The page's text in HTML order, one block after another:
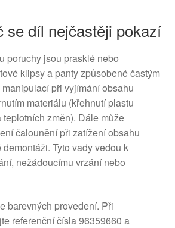
se díl nejčastěji pokazí
poruchy jsou prasklé nebo
klipsy a panty způsobené častým
při vyjímání obsahu
materiálu (křehnutí plastu
změn). Dále může
čalounění při zatížení obsahu
Tyto vady vedou k
nežádoucímu vrzání nebo
barevných provedení. Při
referenční čísla 96359660 a